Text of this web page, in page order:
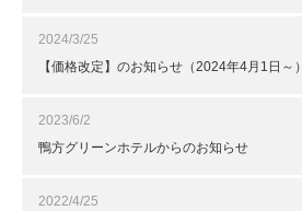
2024/3/25
【価格改定】のお知らせ（2024年4月1日～）
2023/6/2
鴨方グリーンホテルからのお知らせ
2022/4/25